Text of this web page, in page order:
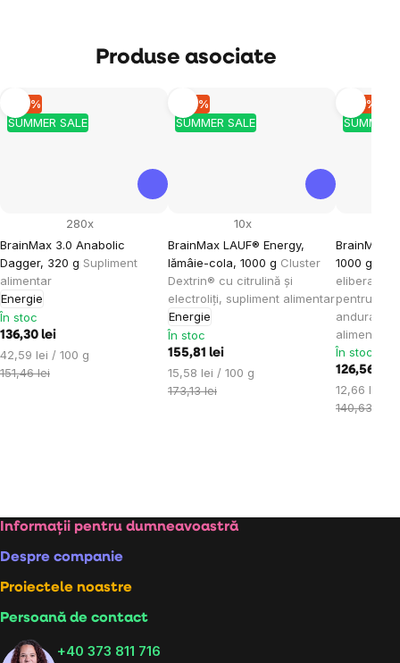
Produse asociate
SUMMER SALE
–10 %
BrainMax 3.0 Anabolic
Dagger, 320 g Supliment
alimentar
Energie
280x
În stoc
136,30 lei
Evaluare
preţ:
42,59 lei / 100 g
151,46 lei
SUMMER SALE
–10 %
BrainMax LAUF® Energy,
lămâie-cola, 1000 g Cluster
Dextrin® cu citrulină și
electroliți, supliment alimentar
Energie
10x
În stoc
155,81 lei
Evaluare
preţ:
15,58 lei / 100 g
173,13 lei
SUMMER
–10 %
BrainMax
1000 g
eliberare
pentru
anduranță,
alimentar
În stoc
126,56 lei
Evaluare
preţ:
12,66 lei /
140,63 lei
Subsol
Informații pentru dumneavoastră
Despre companie
Proiectele noastre
Persoană de contact
+40 373 811 716